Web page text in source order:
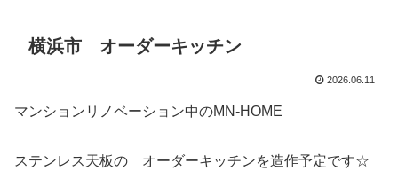
横浜市 オーダーキッチン
2026.06.11
マンションリノベーション中のMN-HOME
ステンレス天板の オーダーキッチンを造作予定です☆